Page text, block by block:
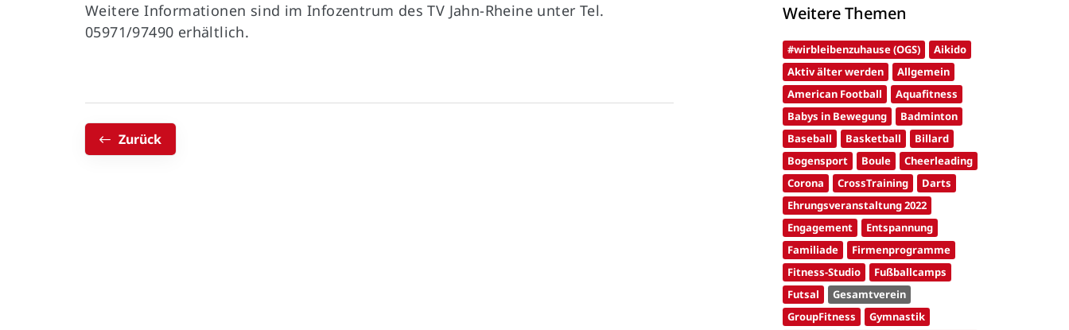
Weitere Informationen sind im Infozentrum des TV Jahn-Rheine unter Tel.
05971/97490 erhältlich.
Zurück
Weitere Themen
#wirbleibenzuhause (OGS)
Aikido
Aktiv älter werden
Allgemein
American Football
Aquafitness
Babys in Bewegung
Badminton
Baseball
Basketball
Billard
Bogensport
Boule
Cheerleading
Corona
CrossTraining
Darts
Ehrungsveranstaltung 2022
Engagement
Entspannung
Familiade
Firmenprogramme
Fitness-Studio
Fußballcamps
Futsal
Gesamtverein
GroupFitness
Gymnastik